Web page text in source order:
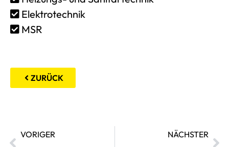
Elektrotechnik
MSR
ZURÜCK
VORIGER NÄCHSTER